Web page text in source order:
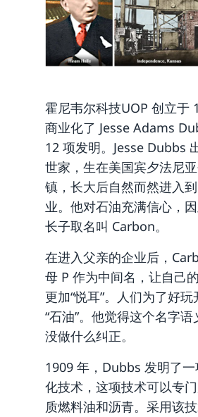
霍尼韦尔科技UOP 创立于
商业化了 Jesse Adams
12 项发明。Jesse Dubbs
世家，生在美国宾夕法尼
镇，长大后自然而然进入
业。他对石油充满信心，
长子取名叫 Carbon。
在进入父亲的企业后，
母 P 作为中间名，让自己
更加“悦耳”。人们为了好
“石油”。他觉得这个名字
没做什么纠正。
1909 年，Dubbs 发明了
化技术，这项技术可以专
质燃料油和沥青。采用该